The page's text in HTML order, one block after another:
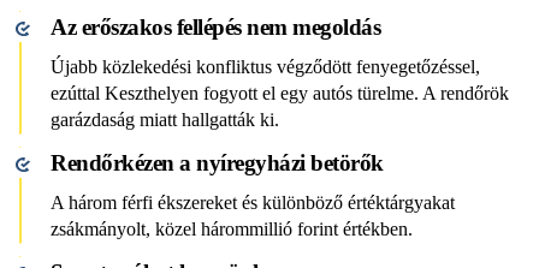
Az erőszakos fellépés nem megoldás
Újabb közlekedési konfliktus végződött fenyegetőzéssel,
ezúttal Keszthelyen fogyott el egy autós türelme. A rendőrök
garázdaság miatt hallgatták ki.
Rendőrkézen a nyíregyházi betörők
A három férfi ékszereket és különböző értéktárgyakat
zsákmányolt, közel hárommillió forint értékben.